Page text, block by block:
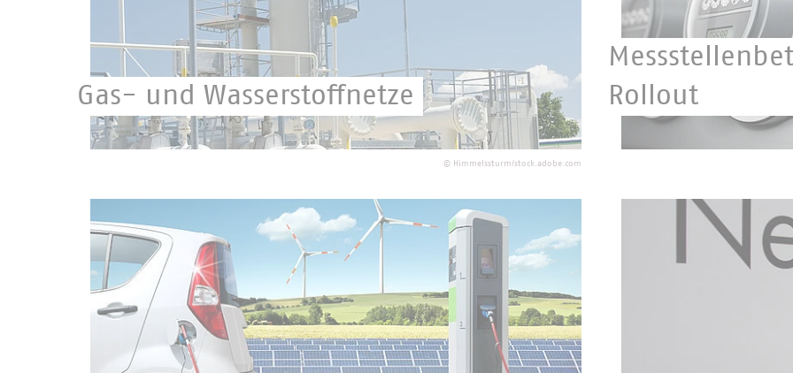
Gas- und Wasserstoffnetze
334.000 Kilometer Gasnetz bewirtschaften kommunale Unternehmen
© Himmelssturm/stock.adobe.com
Rollout